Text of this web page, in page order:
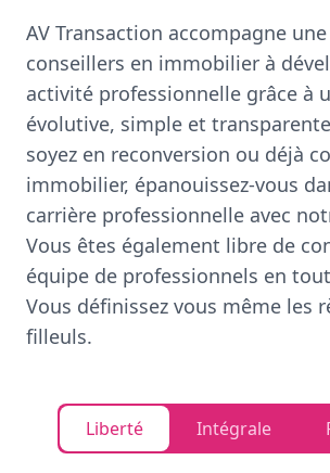
AV Transaction accompagne
conseillers en immobilier à
activité professionnelle grâce à
évolutive, simple et
soyez en reconversion ou déjà
immobilier, épanouissez-vous
carrière professionnelle avec
Vous êtes également libre de
équipe de professionnels en
Vous définissez vous même les
filleuls.
Liberté Intégrale